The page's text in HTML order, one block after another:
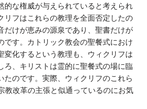
的な権威が与えられていると考えられ
リフはこれらの教理を全面否定したの
だけが恵みの源泉であり、聖書だけが
です。カトリック教会の聖餐式におけ
変化するという教理も、ウィクリフは
ろ、キリストは霊的に聖餐式の場に臨
たのです。実際、ウィクリフのこれら
教改革の主張と似通っているのにお気